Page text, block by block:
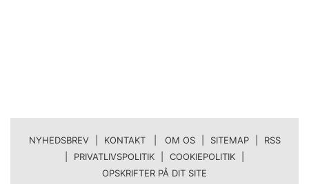
NYHEDSBREV KONTAKT | OM OS SITEMAP
RSS
PRIVATLIVSPOLITIK COOKIEPOLITIK
OPSKRIFTER PÅ DIT SITE